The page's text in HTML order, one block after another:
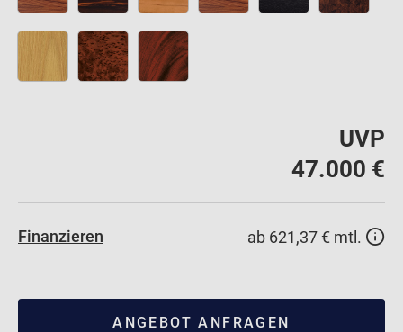
UVP
47.000 €
Finanzieren ab 621,37 € mtl.
ANGEBOT ANFRAGEN